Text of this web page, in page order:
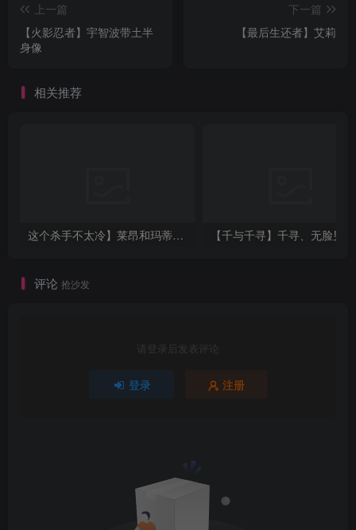
上一篇
【火影忍者】宇智波带土半
身像
下一篇
【最后生还者】艾莉
相关推荐
这个杀手不太冷】莱昂和玛蒂尔达
评论 抢沙发
请登录后发表评论
登录 注册